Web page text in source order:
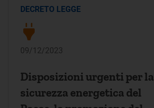
DECRETO LEGGE
09/12/2023
Disposizioni urgenti per la
sicurezza energetica del